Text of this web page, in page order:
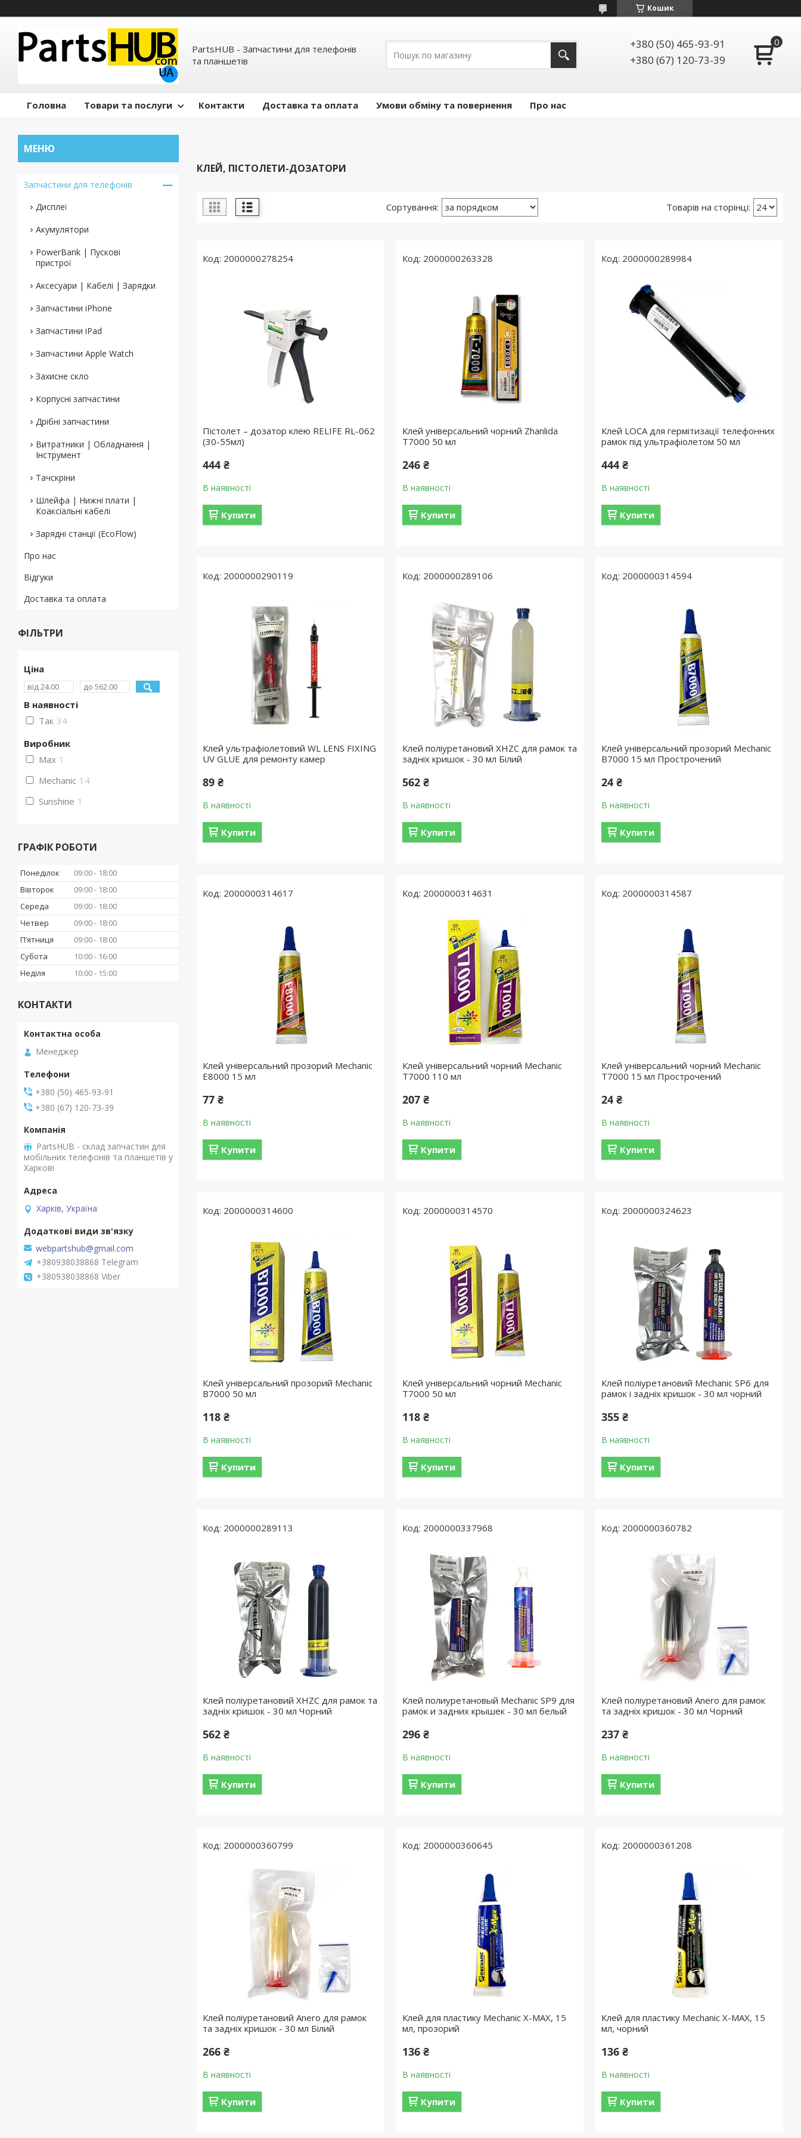
Кошик
PartsHUB - Запчастини для телефонів
та планшетів
+380 (50) 465-93-91
+380 (67) 120-73-39
Головна Товари та послуги Контакти Доставка та оплата Умови обміну та повернення Про нас
КЛЕЙ, ПІСТОЛЕТИ-ДОЗАТОРИ
2000000278254
Пістолет – дозатор клею RELIFE RL-062
(30-55мл)
444 ₴
В наявності
Купити
2000000263328
Клей універсальний чорний Zhanlida
T7000 50 мл
246 ₴
В наявності
Купити
2000000289984
Клей LOCA для гермітизації телефонних
рамок під ультрафіолетом 50 мл
444 ₴
В наявності
Купити
2000000290119
Клей ультрафіолетовий WL LENS FIXING
UV GLUE для ремонту камер
89 ₴
В наявності
Купити
2000000289106
Клей поліуретановий XHZC для рамок та
задніх кришок - 30 мл Білий
562 ₴
В наявності
Купити
2000000314594
Клей універсальний прозорий Mechanic
B7000 15 мл Прострочений
24 ₴
В наявності
Купити
2000000314617
Клей універсальний прозорий Mechanic
E8000 15 мл
77 ₴
В наявності
Купити
2000000314631
Клей універсальний чорний Mechanic
T7000 110 мл
207 ₴
В наявності
Купити
2000000314587
Клей універсальний чорний Mechanic
T7000 15 мл Прострочений
24 ₴
В наявності
Купити
2000000314600
Клей універсальний прозорий Mechanic
B7000 50 мл
118 ₴
В наявності
Купити
2000000314570
Клей універсальний чорний Mechanic
T7000 50 мл
118 ₴
В наявності
Купити
2000000324623
Клей поліуретановий Mechanic SP6 для
рамок і задніх кришок - 30 мл чорний
355 ₴
В наявності
Купити
2000000289113
Клей поліуретановий XHZC для рамок та
задніх кришок - 30 мл Чорний
562 ₴
В наявності
Купити
2000000337968
Клей полиуретановый Mechanic SP9 для
рамок и задних крышек - 30 мл белый
296 ₴
В наявності
Купити
2000000360782
Клей поліуретановий Anero для рамок
та задніх кришок - 30 мл Чорний
237 ₴
В наявності
Купити
2000000360799
Клей поліуретановий Anero для рамок
та задніх кришок - 30 мл Білий
266 ₴
В наявності
Купити
2000000360645
Клей для пластику Mechanic X-MAX, 15
мл, прозорий
136 ₴
В наявності
Купити
2000000361208
Клей для пластику Mechanic X-MAX, 15
мл, чорний
136 ₴
В наявності
Купити
Запчастини для телефонів
Дисплеї
Акумулятори
PowerBank | Пускові
пристрої
Аксесуари | Кабелі | Зарядки
Запчастини iPhone
Запчастини iPad
Запчастини Apple Watch
Захисне скло
Корпусні запчастини
Дрібні запчастини
Витратники | Обладнання |
Інструмент
Тачскріни
Шлейфа | Нижні плати |
Коаксіальні кабелі
Зарядні станції (EcoFlow)
Про нас
Відгуки
Доставка та оплата
ФІЛЬТРИ
Ціна
В наявності
Так 34
Виробник
Max 1
Mechanic 14
Sunshine 1
ГРАФІК РОБОТИ
Понеділок 09:00
18:00
Вівторок
09:00
18:00
Середа
09:00
18:00
Четвер
09:00
18:00
Пʼятниця
09:00
18:00
Субота
10:00
16:00
Неділя
10:00 15:00
КОНТАКТИ
Менеджер
+380 (50) 465-93-91
+380 (67) 120-73-39
PartsHUB - склад запчастин для
мобільних телефонів та планшетів у
Харкові
Харків, Україна
webpartshub@gmail.com
+380938038868 Telegram
+380938038868 Viber